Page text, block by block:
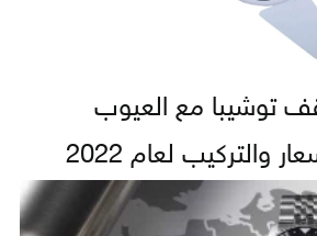
توشيبا مع العيوب
والتركيب لعام 2022